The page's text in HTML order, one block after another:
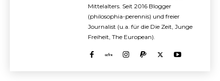
Mittelalters. Seit 2016 Blogger
(philosophia-perennis) und freier
Journalist (u.a. für die Die Zeit, Junge
Freiheit, The European).